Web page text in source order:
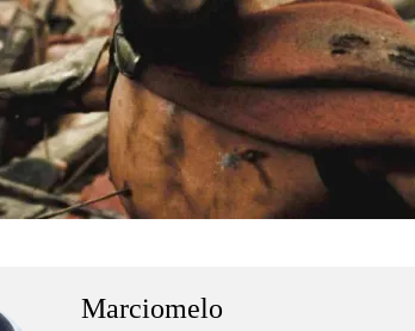
Marciomelo